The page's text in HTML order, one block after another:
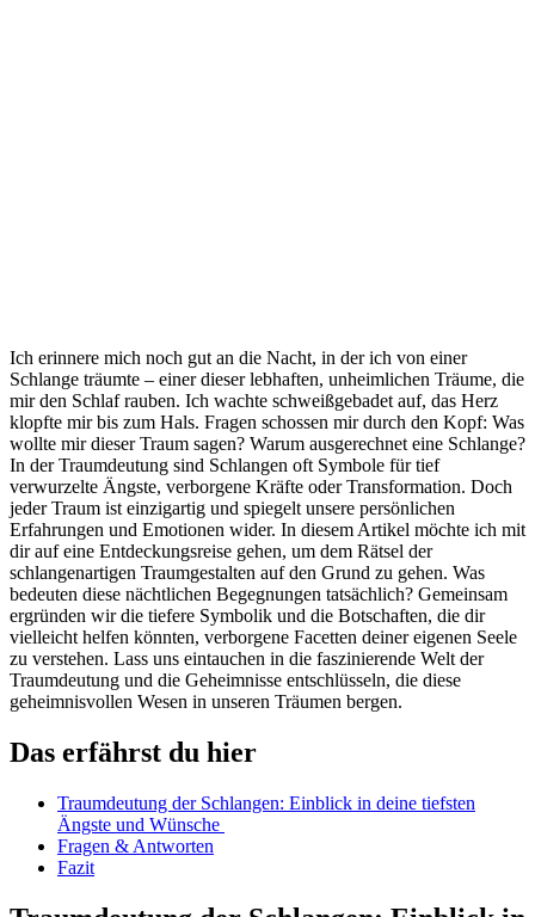
Ich erinnere⁤ mich noch gut an ‌die Nacht, in der ich von einer
Schlange träumte – ⁤einer dieser lebhaften, ​unheimlichen⁤ Träume, ⁢die
mir den Schlaf‌ rauben. Ich wachte​ schweißgebadet auf, das Herz
klopfte mir bis zum Hals. Fragen schossen mir durch den Kopf: Was
wollte mir ​dieser Traum sagen?⁢ Warum ausgerechnet ‍eine Schlange?
In der Traumdeutung sind Schlangen oft Symbole für tief
verwurzelte Ängste, verborgene ‍Kräfte‌ oder Transformation. Doch
jeder Traum ist einzigartig und spiegelt unsere‍ persönlichen‍
Erfahrungen⁢ und Emotionen wider. In diesem ‌Artikel möchte ich mit
dir auf eine Entdeckungsreise gehen, um dem Rätsel der
schlangenartigen Traumgestalten auf den⁣ Grund zu gehen. ​Was
‍bedeuten diese ⁤nächtlichen‌ Begegnungen tatsächlich? ​Gemeinsam
ergründen wir ⁤die⁣ tiefere Symbolik und die Botschaften, die ⁣dir
vielleicht helfen könnten, verborgene Facetten deiner ⁤eigenen Seele
zu verstehen.‍ Lass uns eintauchen in die faszinierende Welt der
Traumdeutung ⁣und die Geheimnisse entschlüsseln, die diese
geheimnisvollen ‌Wesen in unseren Träumen bergen.
Das erfährst du hier
Traumdeutung der Schlangen: Einblick in deine tiefsten
Ängste und Wünsche ‍
Fragen & Antworten
Fazit